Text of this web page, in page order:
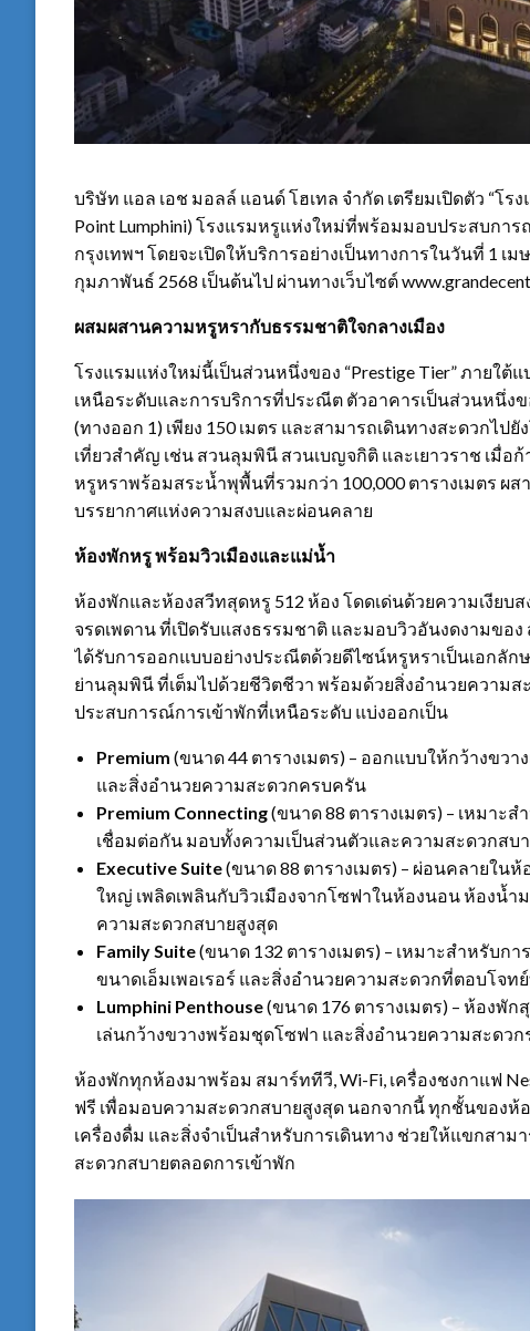
บริษัท แอล เอช มอลล์ แอนด์ โฮเทล จำกัด เตรียมเปิดตัว “โร
Point Lumphini) โรงแรมหรูแห่งใหม่ที่พร้อมมอบประสบกา
กรุงเทพฯ โดยจะเปิดให้บริการอย่างเป็นทางการในวันที่ 1 เ
กุมภาพันธ์ 2568 เป็นต้นไป ผ่านทางเว็บไซต์
ผสมผสานความหรูหรากับธรรมชาติใจกลางเมือง
โรงแรมแห่งใหม่นี้เป็นส่วนหนึ่งของ “Prestige Tier” ภายใ
เหนือระดับและการบริการที่ประณีต ตัวอาคารเป็นส่วนหนึ่ง
(ทางออก 1) เพียง 150 เมตร และสามารถเดินทางสะดวกไ
เที่ยวสำคัญ เช่น สวนลุมพินี สวนเบญจกิติ และเยาวราช เมื่อ
หรูหราพร้อมสระน้ำพุพื้นที่รวมกว่า 100,000 ตารางเมตร
บรรยากาศแห่งความสงบและผ่อนคลาย
ห้องพักหรู พร้อมวิวเมืองและแม่น้ำ
ห้องพักและห้องสวีทสุดหรู 512 ห้อง โดดเด่นด้วยความเงียบ
จรดเพดาน ที่เปิดรับแสงธรรมชาติ และมอบวิวอันงดงามขอ
ได้รับการออกแบบอย่างประณีตด้วยดีไซน์หรูหราเป็นเอก
ย่านลุมพินี ที่เต็มไปด้วยชีวิตชีวา พร้อมด้วยสิ่งอำนวยความ
ประสบการณ์การเข้าพักที่เหนือระดับ แบ่งออกเป็น
Premium (ขนาด 44 ตารางเมตร) – ออกแบบให้กว้างขว
และสิ่งอำนวยความสะดวกครบครัน
Premium Connecting(ขนาด 88 ตารางเมตร) – เหมาะ
เชื่อมต่อกัน มอบทั้งความเป็นส่วนตัวและความสะดวกสบ
Executive Suite(ขนาด 88 ตารางเมตร) – ผ่อนคลายใน
ใหญ่ เพลิดเพลินกับวิวเมืองจากโซฟาในห้องนอน ห้องน้
ความสะดวกสบายสูงสุด
Family Suite(ขนาด 132 ตารางเมตร) – เหมาะสำหรับก
ขนาดเอ็มเพอเรอร์ และสิ่งอำนวยความสะดวกที่ตอบโจท
Lumphini Penthouse(ขนาด 176 ตารางเมตร) – ห้องพั
เล่นกว้างขวางพร้อมชุดโซฟา และสิ่งอำนวยความสะดว
ห้องพักทุกห้องมาพร้อม สมาร์ททีวี, Wi-Fi, เครื่องชงกาแฟ
ฟรี เพื่อมอบความสะดวกสบายสูงสุด นอกจากนี้ ทุกชั้นของห้
เครื่องดื่ม และสิ่งจำเป็นสำหรับการเดินทาง ช่วยให้แขกสาม
สะดวกสบายตลอดการเข้าพัก